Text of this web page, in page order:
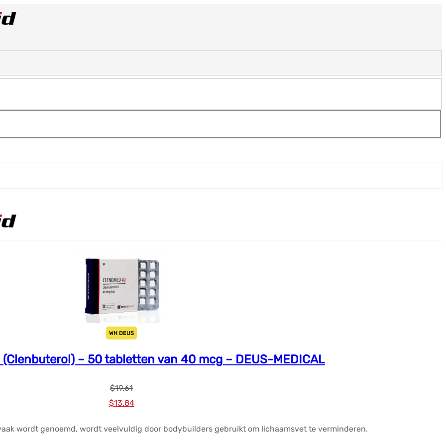
WH DEUS
(Clenbuterol) – 50 tabletten van 40 mcg – DEUS-MEDICAL
$19.61
Oorspronkelijke
was:
$13.84Huidige
is:
wordt genoemd, wordt veelvuldig door bodybuilders gebruikt om lichaamsvet te verminderen.